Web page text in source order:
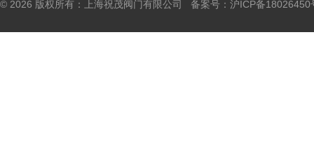
© 2026 版权所有：上海祝茂阀门有限公司 备案号： 沪ICP备18026450